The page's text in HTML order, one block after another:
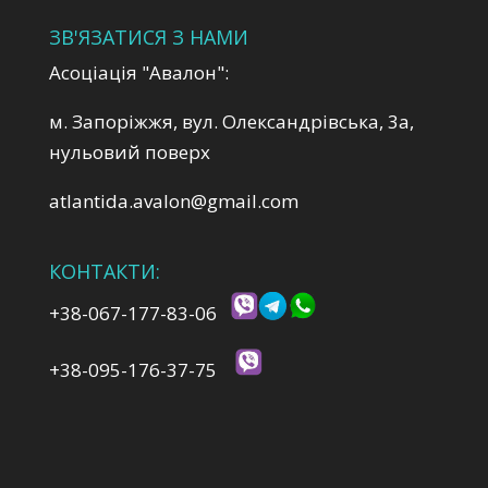
ЗВ'ЯЗАТИСЯ З НАМИ
Асоціація "Авалон":
м. Запоріжжя, вул. Олександрівська, 3а,
нульовий поверх
atlantida.avalon@gmail.com
КОНТАКТИ:
+38-067-177-83-06
+38-095-176-37-75